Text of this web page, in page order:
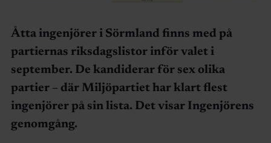
Åtta ingenjörer i Sörmland finns med på
partiernas riksdagslistor inför valet i
september. De kandiderar för sex olika
partier – där Miljöpartiet har klart flest
ingenjörer på sin lista. Det visar Ingenjörens
genomgång.